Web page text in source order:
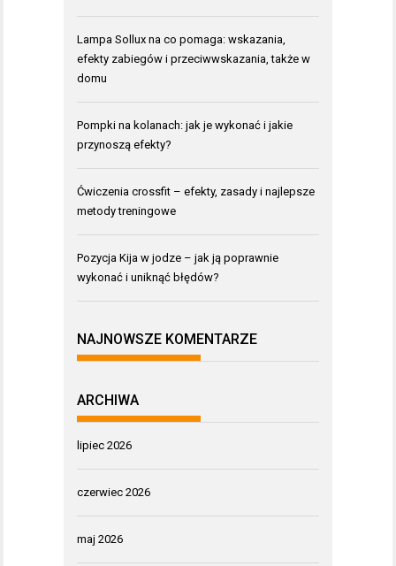
Lampa Sollux na co pomaga: wskazania,
efekty zabiegów i przeciwwskazania, także w
domu
Pompki na kolanach: jak je wykonać i jakie
przynoszą efekty?
Ćwiczenia crossfit – efekty, zasady i najlepsze
metody treningowe
Pozycja Kija w jodze – jak ją poprawnie
wykonać i uniknąć błędów?
NAJNOWSZE KOMENTARZE
ARCHIWA
lipiec 2026
czerwiec 2026
maj 2026